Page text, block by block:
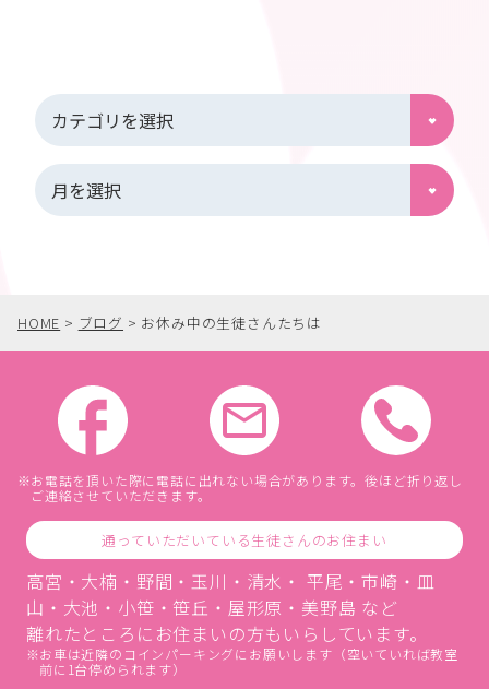
HOME > ブログ > お休み中の生徒さんたちは
お電話を頂いた際に電話に出れない場合があります。後ほど折り返し
ご連絡させていただきます。
通っていただいている生徒さんのお住まい
高宮・大楠・野間・玉川・清水・ 平尾・市崎・皿
山・大池・小笹・笹丘・屋形原・美野島 など
離れたところにお住まいの方もいらしています。
お車は近隣のコインパーキングにお願いします（空いていれば教室
前に1台停められます）